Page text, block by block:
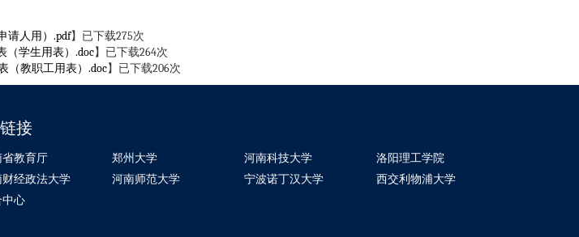
请人用）.pdf】已下载275次
（学生用表）.doc】已下载264次
（教职工用表）.doc】已下载206次
接
教育厅 郑州大学 河南科技大学
洛阳理工学院
经政法大学
河南师范大学 宁波诺丁汉大学
西交利物浦大学
心